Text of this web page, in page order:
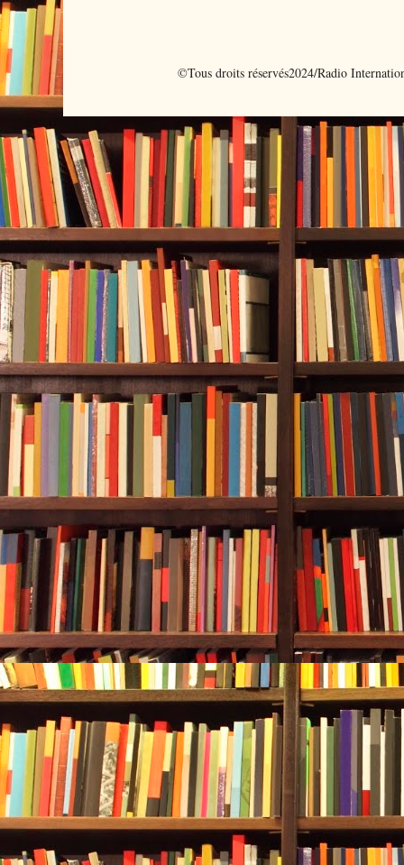
©Tous droits réservés2024/Radio